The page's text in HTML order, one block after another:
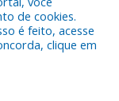
de Óbidos.
de cookies.
é feito, acesse
clique em